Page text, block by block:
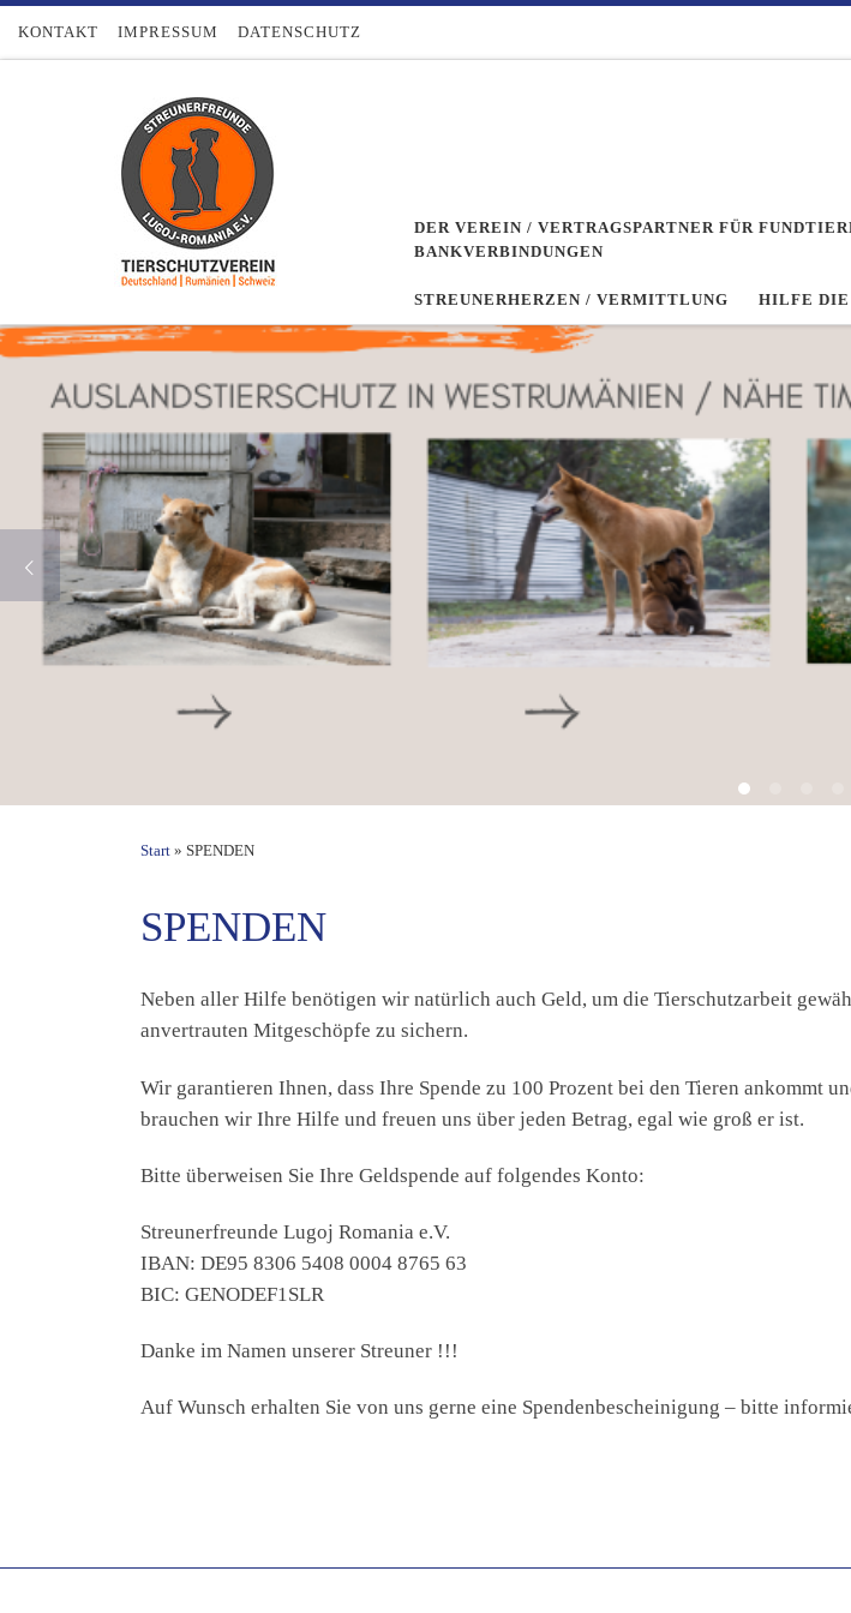
Zum Inhalt springen
KONTAKT IMPRESSUM DATENSCHUTZ
DER VEREIN / VERTRAGSPARTNER FÜR
BANKVERBINDUNGEN
STREUNERHERZEN / VERMITTLUNG HILFE
Start » SPENDEN
SPENDEN
Neben aller Hilfe benötigen wir natürlich auch Geld, um die Tierschutzarbeit
anvertrauten Mitgeschöpfe zu sichern.
Wir garantieren Ihnen, dass Ihre Spende zu 100 Prozent bei den Tieren ankommt
brauchen wir Ihre Hilfe und freuen uns über jeden Betrag, egal wie groß er ist.
Bitte überweisen Sie Ihre Geldspende auf folgendes Konto:
Streunerfreunde Lugoj Romania e.V.
IBAN: DE95 8306 5408 0004 8765 63
BIC: GENODEF1SLR
Danke im Namen unserer Streuner !!!
Auf Wunsch erhalten Sie von uns gerne eine Spendenbescheinigung – bitte